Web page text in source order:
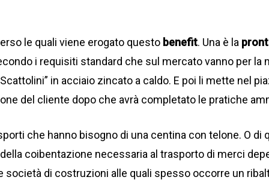
le quali viene erogato questo benefit. Una è la
i requisiti standard che sul mercato vanno per la
in acciaio zincato a caldo. E poi li mette nel
del cliente dopo che avrà completato le pratiche
che hanno bisogno di una centina con telone. O di
coibentazione necessaria al trasporto di merci
società di costruzioni alle quali spesso occorre un